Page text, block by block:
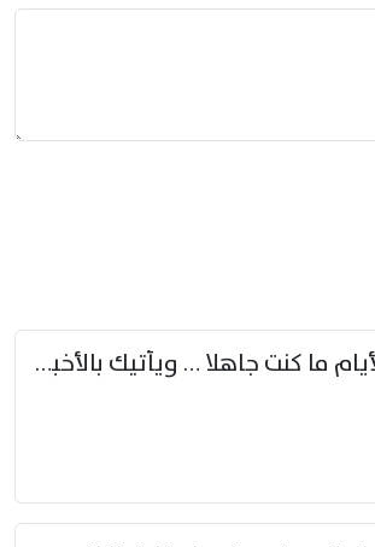
ستبدي لك الأيام ما كنت جاهلا … ويأتيك بالأخبار من لم تزوّد